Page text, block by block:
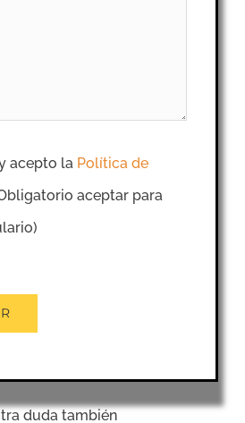
acepto la Política de
aceptar para
duda también